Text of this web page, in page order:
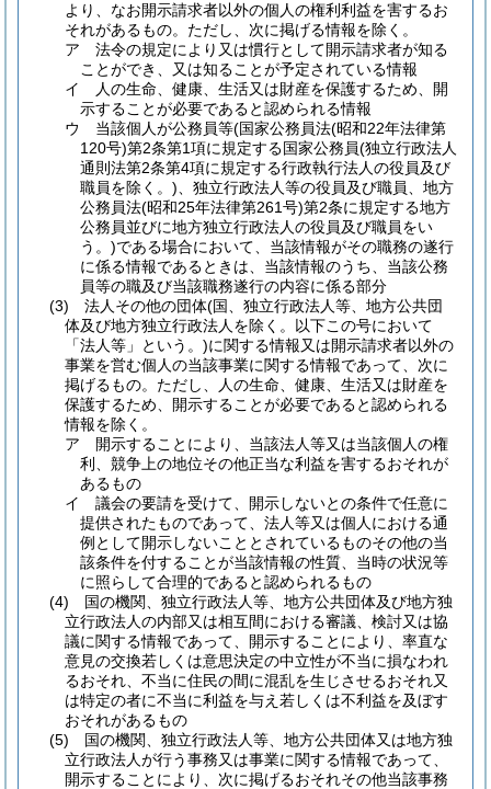
より、なお開示請求者以外の個人の権利利益を害するお
それがあるもの。 ただし、次に掲げる情報を除く。
ア
法令の規定により又は慣行として開示請求者が知る
ことができ、又は知ることが予定されている情報
イ
人の生命、健康、生活又は財産を保護するため、開
示することが必要であると認められる情報
ウ
当該個人が公務員等(国家公務員法(昭和22年法律第
120号)第2条第1項に規定する国家公務員(独立行政法人
通則法第2条第4項に規定する行政執行法人の役員及び
職員を除く。) 、独立行政法人等の役員及び職員、地方
公務員法(昭和25年法律第261号)第2条に規定する地方
公務員並びに地方独立行政法人の役員及び職員をい
う。)である場合において、当該情報がその職務の遂行
に係る情報であるときは、当該情報のうち、当該公務
員等の職及び当該職務遂行の内容に係る部分
(3)
法人その他の団体(国、独立行政法人等、地方公共団
体及び地方独立行政法人を除く。以下この号において
「法人等」という。)に関する情報又は開示請求者以外の
事業を営む個人の当該事業に関する情報であって、次に
掲げるもの。 ただし、人の生命、健康、生活又は財産を
保護するため、開示することが必要であると認められる
情報を除く。
ア
開示することにより、当該法人等又は当該個人の権
利、競争上の地位その他正当な利益を害するおそれが
あるもの
イ
議会の要請を受けて、開示しないとの条件で任意に
提供されたものであって、法人等又は個人における通
例として開示しないこととされているものその他の当
該条件を付することが当該情報の性質、当時の状況等
に照らして合理的であると認められるもの
(4)
国の機関、独立行政法人等、地方公共団体及び地方独
立行政法人の内部又は相互間における審議、検討又は協
議に関する情報であって、開示することにより、率直な
意見の交換若しくは意思決定の中立性が不当に損なわれ
るおそれ、不当に住民の間に混乱を生じさせるおそれ又
は特定の者に不当に利益を与え若しくは不利益を及ぼす
おそれがあるもの
(5)
国の機関、独立行政法人等、地方公共団体又は地方独
立行政法人が行う事務又は事業に関する情報であって、
開示することにより、次に掲げるおそれその他当該事務